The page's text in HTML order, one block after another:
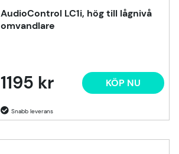
AudioControl LC1i, hög till lågnivå
omvandlare
1195 kr KÖP NU